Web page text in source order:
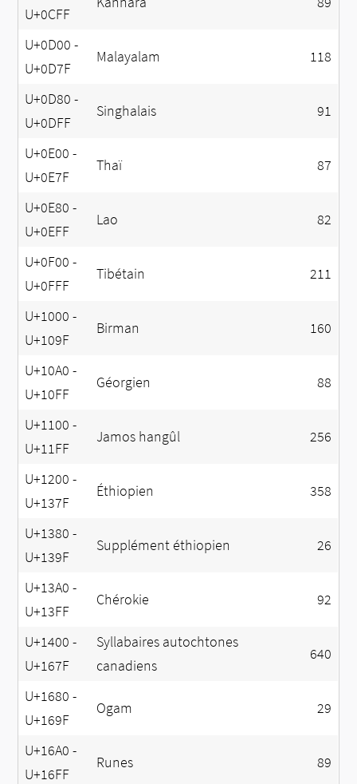
U+0CFF
U+0D00 -
U+0D7F
Malayalam 118
U+0D80 -
U+0DFF
Singhalais 91
U+0E00 -
U+0E7F
Thaï 87
U+0E80 -
U+0EFF
Lao 82
U+0F00 -
U+0FFF
Tibétain 211
U+1000 -
U+109F
Birman 160
U+10A0 -
U+10FF
Géorgien 88
U+1100 -
U+11FF
Jamos hangûl 256
U+1200 -
U+137F
Éthiopien 358
U+1380 -
U+139F
Supplément éthiopien 26
U+13A0 -
U+13FF
Chérokie 92
U+1400 -
U+167F
Syllabaires autochtones
canadiens
640
U+1680 -
U+169F
Ogam 29
U+16A0 -
U+16FF
Runes 89